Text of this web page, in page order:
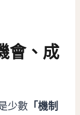
會、成
少數 「機制